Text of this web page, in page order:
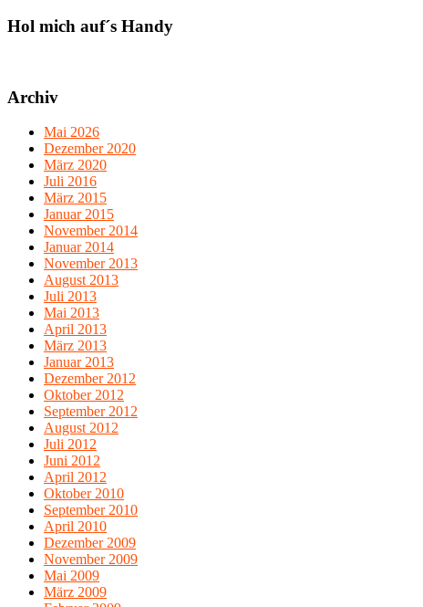
Hol mich auf´s Handy
Archiv
Mai 2026
Dezember 2020
März 2020
Juli 2016
März 2015
Januar 2015
November 2014
Januar 2014
November 2013
August 2013
Juli 2013
Mai 2013
April 2013
März 2013
Januar 2013
Dezember 2012
Oktober 2012
September 2012
August 2012
Juli 2012
Juni 2012
April 2012
Oktober 2010
September 2010
April 2010
Dezember 2009
November 2009
Mai 2009
März 2009